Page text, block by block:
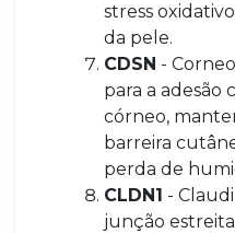
stress
da pele.
CDSN -
para a adesão
córneo,
barreira
perda de
CLDN1 -
junção